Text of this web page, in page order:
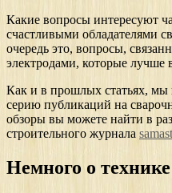
Какие вопросы интересуют
счастливыми обладателями
очередь это, вопросы,
электродами, которые лучше
Как и в прошлых статьях, мы
серию публикаций на
обзоры вы можете найти в
строительного журнала
Немного о